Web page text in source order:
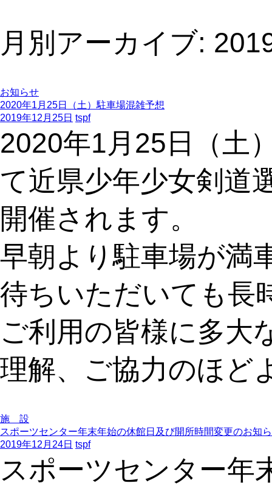
月別アーカイブ:
お知らせ
2020年1月25日（土）駐車場混雑予想
2019年12月25日 tspf
2020年1月25日（土
て近県少年少女剣道
開催されます。
早朝より駐車場が満
待ちいただいても長
ご利用の皆様に多大
理解、ご協力のほど
施 設
スポーツセンター年末年始の休館日及び開所時間変更のお知
2019年12月24日 tspf
スポーツセンター年